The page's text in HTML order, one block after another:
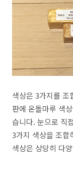
색상은 3가지를 조
판에 온돌마루 색
습니다. 눈으로 직
3가지 색상을 조합
색상은 상당히 다